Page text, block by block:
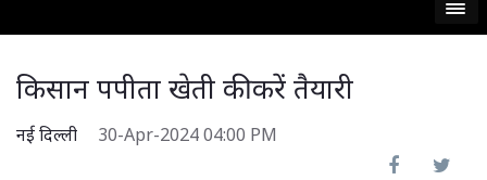
किसान पपीता खेती की करें तैयारी
नई दिल्ली 30-Apr-2024 04:00 PM